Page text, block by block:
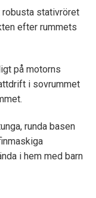
stativröret
efter rummets
på motorns
i sovrummet
runda basen
i hem med barn